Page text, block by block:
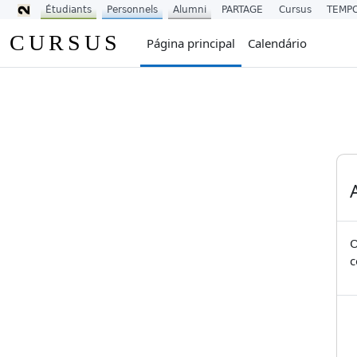
CURSUS Página principal Calendário
Étudiants Personnels Alumni PARTAGE Cursus